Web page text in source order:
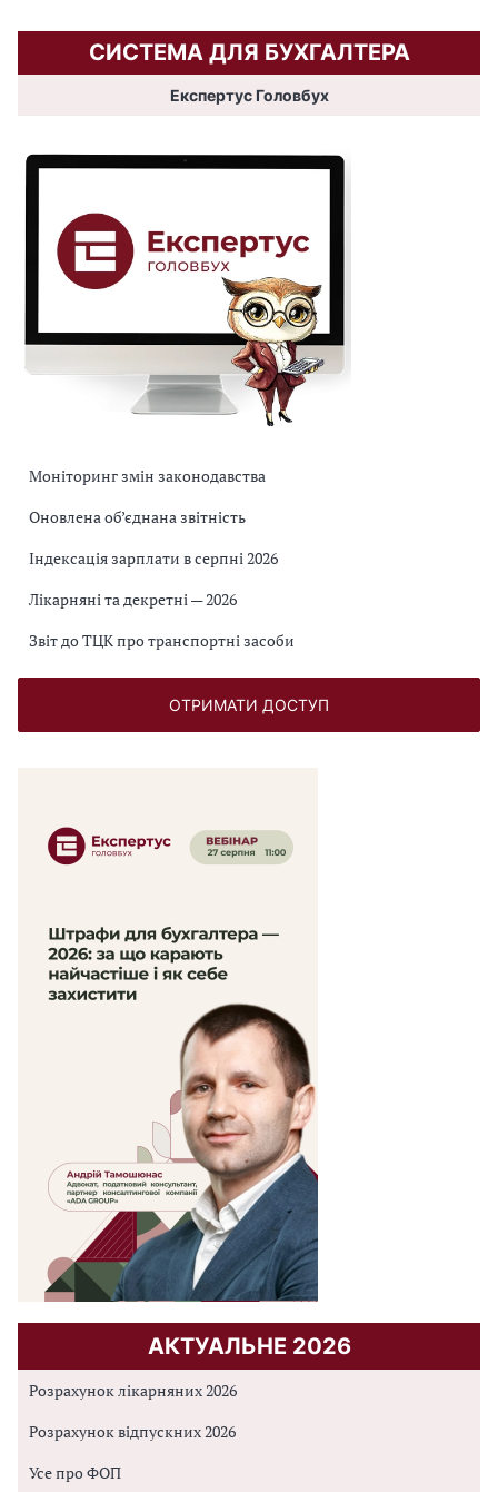
СИСТЕМА ДЛЯ БУХГАЛТЕРА
Експертус Головбух
Моніторинг змін законодавства
Оновлена об’єднана звітність
Індексація зарплати в серпні 2026
Лікарняні та декретні — 2026
Звіт до ТЦК про транспортні засоби
ОТРИМАТИ ДОСТУП
АКТУАЛЬНЕ 2026
Розрахунок лікарняних 2026
Розрахунок відпускних 2026
Усе про ФОП